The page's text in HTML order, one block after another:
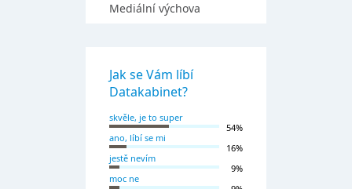
Mediální výchova
Jak se Vám líbí
Datakabinet?
skvěle, je to super
54%
ano, líbí se mi
16%
jestě nevím
9%
moc ne